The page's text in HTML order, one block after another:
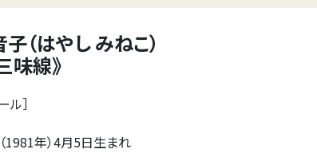
（はやし みねこ）
味線》
ル］
1981年）4月5日生まれ